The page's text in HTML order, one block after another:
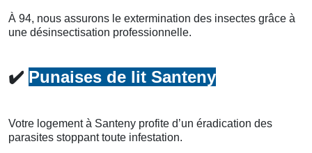
À 94, nous assurons le extermination des insectes grâce à
une désinsectisation professionnelle.
✔️ Punaises de lit Santeny
Votre logement à Santeny profite d’un éradication des
parasites stoppant toute infestation.